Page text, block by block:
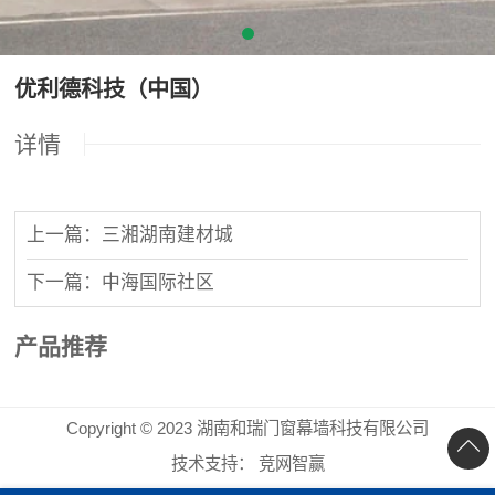
优利德科技（中国）
详情
上一篇：三湘湖南建材城
下一篇：中海国际社区
产品推荐
Copyright © 2023 湖南和瑞门窗幕墙科技有限公司
技术支持：
竞网智赢